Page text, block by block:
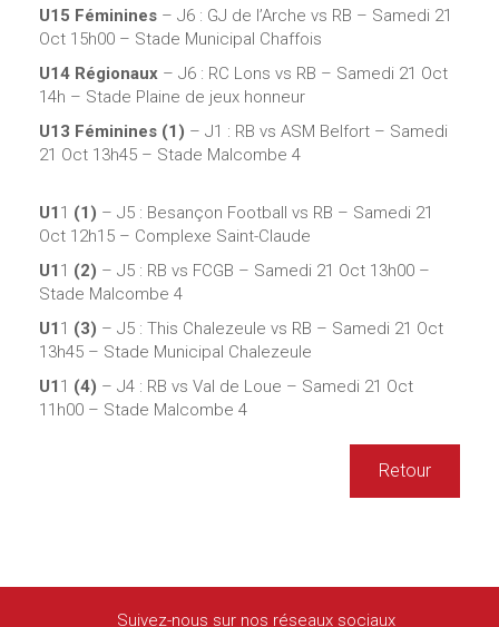
U15 Féminines – J6 : GJ de l’Arche vs RB – Samedi 21
Oct 15h00 – Stade Municipal Chaffois
U14 Régionaux – J6 : RC Lons vs RB – Samedi 21 Oct
14h – Stade Plaine de jeux honneur
U13 Féminines (1) – J1 : RB vs ASM Belfort – Samedi
21 Oct 13h45 – Stade Malcombe 4
U1 1 (1) – J5 : Besançon Football vs RB – Samedi 21
Oct 12h15 – Complexe Saint-Claude
U1 1 (2) – J5 : RB vs FCGB – Samedi 21 Oct 13h00 –
Stade Malcombe 4
U1 1 (3) – J5 : This Chalezeule vs RB – Samedi 21 Oct
13h45 – Stade Municipal Chalezeule
U1 1 (4) – J4 : RB vs Val de Loue – Samedi 21 Oct
11h00 – Stade Malcombe 4
Retour
Suivez-nous sur nos réseaux sociaux